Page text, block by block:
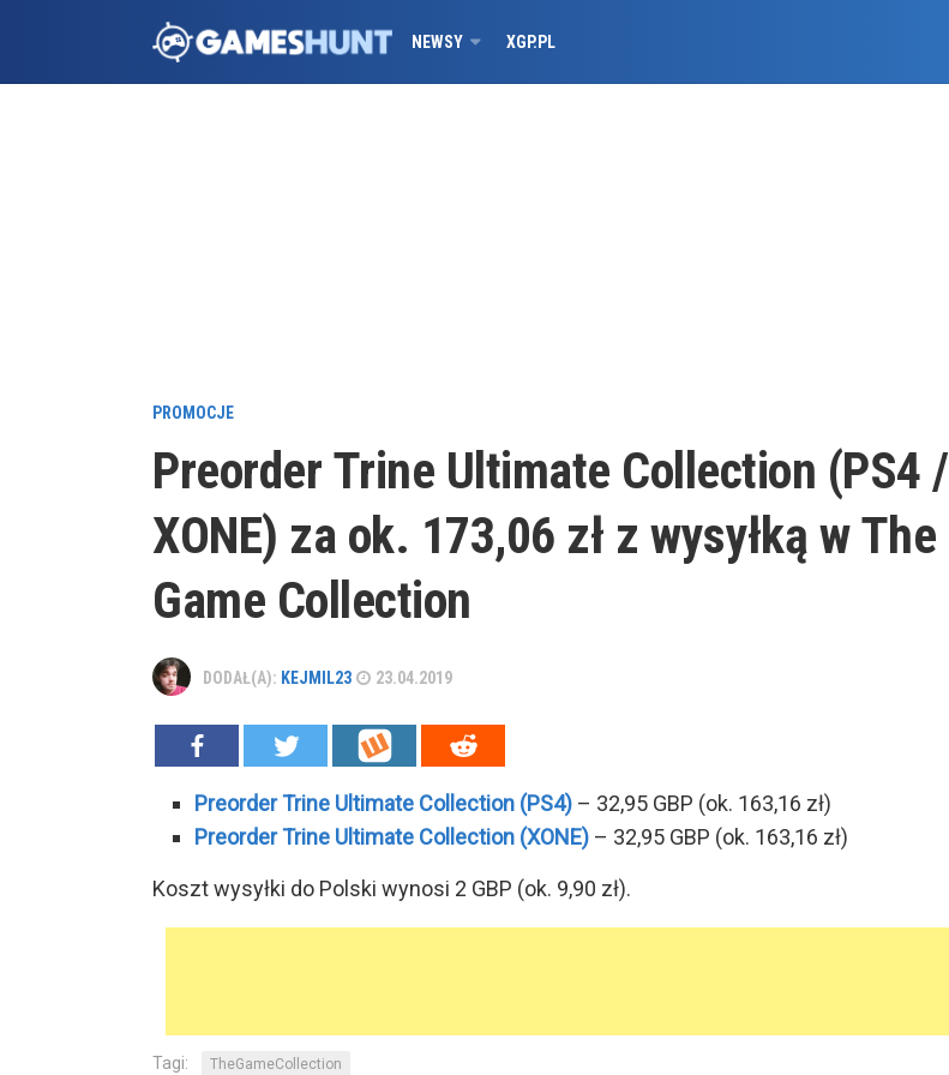
NEWSY XGP.PL
PROMOCJE
Preorder Trine Ultimate Collection (PS4 /
XONE) za ok. 173,06 zł z wysyłką w The
Game Collection
DODAŁ(A): KEJMIL23 23.04.2019
Preorder Trine Ultimate Collection (PS4) – 32,95 GBP (ok. 163,16 zł)
Preorder Trine Ultimate Collection (XONE) – 32,95 GBP (ok. 163,16 zł)
Koszt wysyłki do Polski wynosi 2 GBP (ok. 9,90 zł).
Tagi: TheGameCollection